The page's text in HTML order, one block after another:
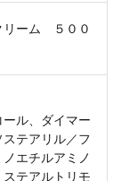
リーム ５００
ル、ダイマー
テアリル／フ
エチルアミノ
テアルトリモ